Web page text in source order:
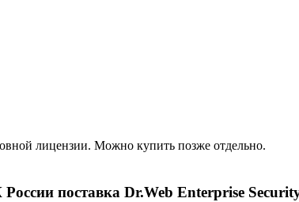
лицензии. Можно купить позже отдельно.
поставка Dr.Web Enterprise